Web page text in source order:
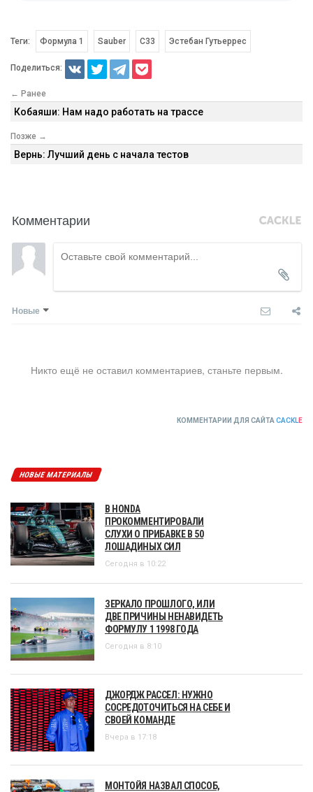
Теги: Формула 1 Sauber С33 Эстебан Гутьеррес
Поделиться:
← Ранее
Кобаяши: Нам надо работать на трассе
Позже →
Вернь: Лучший день с начала тестов
Комментарии
Новые
Никто ещё не оставил комментариев, станьте первым.
КОММЕНТАРИИ ДЛЯ САЙТА CACKLE
НОВЫЕ МАТЕРИАЛЫ
В HONDA
ПРОКОММЕНТИРОВАЛИ
СЛУХИ О ПРИБАВКЕ В 50
ЛОШАДИНЫХ СИЛ
Сегодня в 10:22
ЗЕРКАЛО ПРОШЛОГО, ИЛИ
ДВЕ ПРИЧИНЫ НЕНАВИДЕТЬ
ФОРМУЛУ 1 1998 ГОДА
Сегодня в 8:10
ДЖОРДЖ РАССЕЛ: НУЖНО
СОСРЕДОТОЧИТЬСЯ НА СЕБЕ И
СВОЕЙ КОМАНДЕ
Вчера в 17:18
МОНТОЙЯ НАЗВАЛ СПОСОБ,